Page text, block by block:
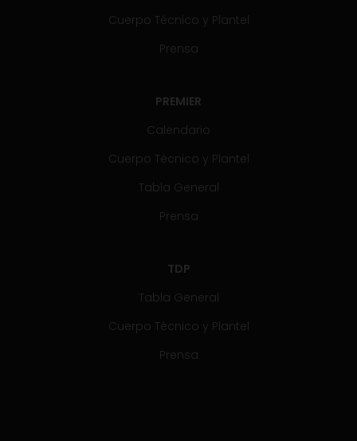
Cuerpo Técnico y Plantel
Prensa
PREMIER
Calendario
Cuerpo Técnico y Plantel
Tabla General
Prensa
TDP
Tabla General
Cuerpo Técnico y Plantel
Prensa